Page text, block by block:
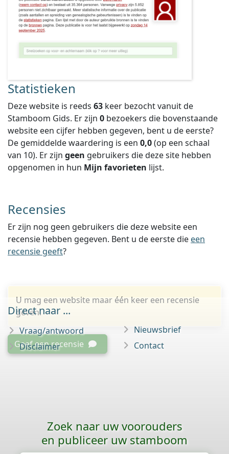
Statistieken
Deze website is reeds 63 keer bezocht vanuit de
Stamboom Gids. Er zijn 0 bezoekers die bovenstaande
website een cijfer hebben gegeven, bent u de eerste?
De gemiddelde waardering is een 0,0(op een schaal
van 10). Er zijn geen gebruikers die deze site hebben
opgenomen in hun Mijn favorieten lijst.
Recensies
Er zijn nog geen gebruikers die deze website een
recensie hebben gegeven. Bent u de eerste die een
recensie geeft?
U mag een website maar één keer een recensie
geven.
Geef een recensie
Direct naar ...
Vraag/antwoord
Disclaimer
Nieuwsbrief
Contact
Zoek naar uw voorouders
en publiceer uw stamboom